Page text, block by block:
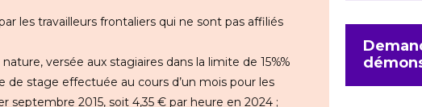
les travailleurs frontaliers qui ne sont pas affiliés
versée aux stagiaires dans la limite de 15%%
de stage effectuée au cours d’un mois pour les
2015, soit 4,35 € par heure en 2024 ;